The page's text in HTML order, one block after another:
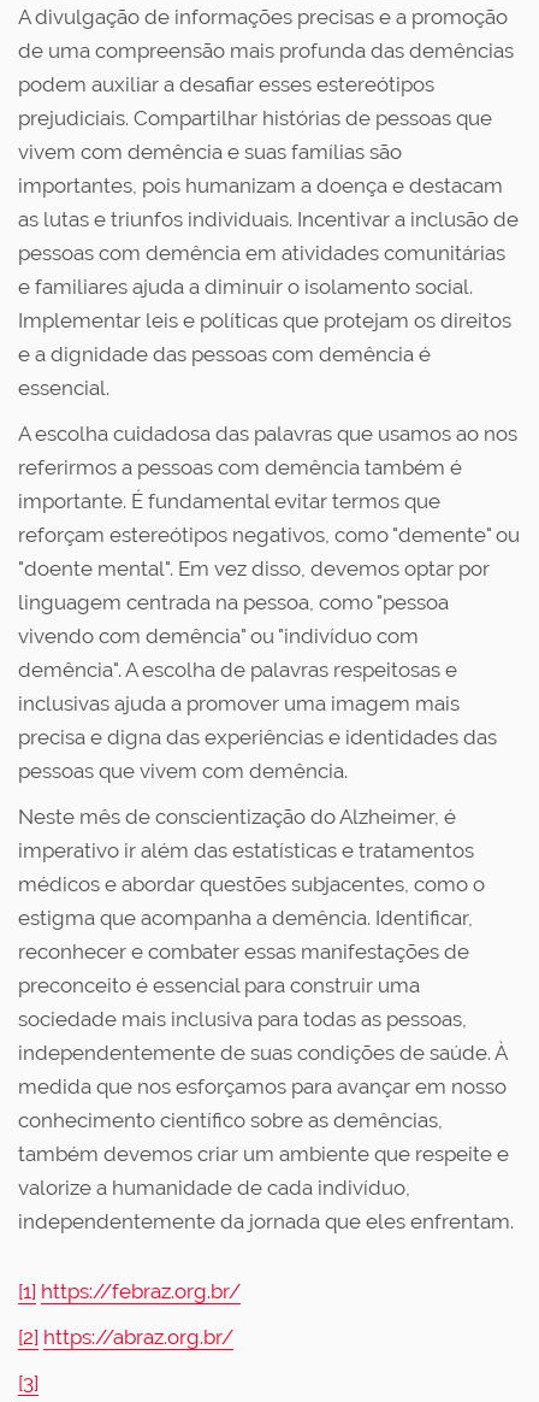
A divulgação de informações precisas e a promoção
de uma compreensão mais profunda das demências
podem auxiliar a desafiar esses estereótipos
prejudiciais. Compartilhar histórias de pessoas que
vivem com demência e suas famílias são
importantes, pois humanizam a doença e destacam
as lutas e triunfos individuais. Incentivar a inclusão de
pessoas com demência em atividades comunitárias
e familiares ajuda a diminuir o isolamento social.
Implementar leis e políticas que protejam os direitos
e a dignidade das pessoas com demência é
essencial.
A escolha cuidadosa das palavras que usamos ao nos
referirmos a pessoas com demência também é
importante. É fundamental evitar termos que
reforçam estereótipos negativos, como "demente" ou
"doente mental". Em vez disso, devemos optar por
linguagem centrada na pessoa, como "pessoa
vivendo com demência" ou "indivíduo com
demência". A escolha de palavras respeitosas e
inclusivas ajuda a promover uma imagem mais
precisa e digna das experiências e identidades das
pessoas que vivem com demência.
Neste mês de conscientização do Alzheimer, é
imperativo ir além das estatísticas e tratamentos
médicos e abordar questões subjacentes, como o
estigma que acompanha a demência. Identificar,
reconhecer e combater essas manifestações de
preconceito é essencial para construir uma
sociedade mais inclusiva para todas as pessoas,
independentemente de suas condições de saúde. À
medida que nos esforçamos para avançar em nosso
conhecimento científico sobre as demências,
também devemos criar um ambiente que respeite e
valorize a humanidade de cada indivíduo,
independentemente da jornada que eles enfrentam.
[1] https://febraz.org.br/
[2] https://abraz.org.br/
[3]